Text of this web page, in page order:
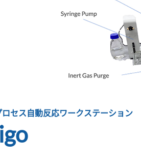
セス自動反応ワークステーション